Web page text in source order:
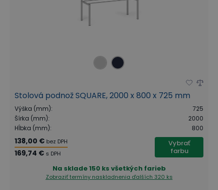
Stolová podnož SQUARE, 2000 x 800 x 725 mm
Výška (mm):
725
Šírka (mm):
2000
Hĺbka (mm): 800
138,00 € bez DPH
169,74 € s DPH
Vybrať
farbu
Na sklade150 ks všetkých farieb
Zobraziť termíny naskladnenia ďalších 320 ks